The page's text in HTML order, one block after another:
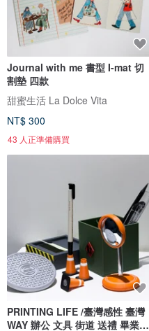
Journal with me 書型 I-mat 切
割墊 四款
甜蜜生活 La Dolce Vita
NT$ 300
43 人正準備購買
PRINTING LIFE /臺灣感性 臺灣
WAY 辦公 文具 街道 送禮 畢業禮